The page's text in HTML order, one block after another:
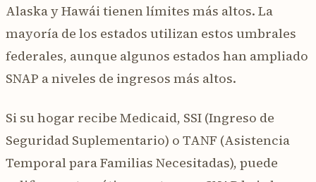
Alaska y Hawái tienen límites más altos. La
mayoría de los estados utilizan estos umbrales
federales, aunque algunos estados han ampliado
SNAP a niveles de ingresos más altos.
Si su hogar recibe Medicaid, SSI (Ingreso de
Seguridad Suplementario) o TANF (Asistencia
Temporal para Familias Necesitadas), puede